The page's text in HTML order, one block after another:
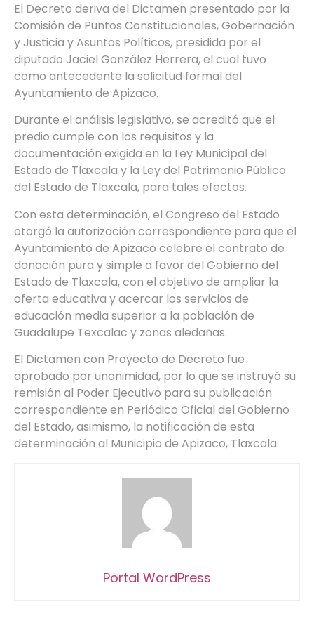
El Decreto deriva del Dictamen presentado por la
Comisión de Puntos Constitucionales, Gobernación
y Justicia y Asuntos Políticos, presidida por el
diputado Jaciel González Herrera, el cual tuvo
como antecedente la solicitud formal del
Ayuntamiento de Apizaco.
Durante el análisis legislativo, se acreditó que el
predio cumple con los requisitos y la
documentación exigida en la Ley Municipal del
Estado de Tlaxcala y la Ley del Patrimonio Público
del Estado de Tlaxcala, para tales efectos.
Con esta determinación, el Congreso del Estado
otorgó la autorización correspondiente para que el
Ayuntamiento de Apizaco celebre el contrato de
donación pura y simple a favor del Gobierno del
Estado de Tlaxcala, con el objetivo de ampliar la
oferta educativa y acercar los servicios de
educación media superior a la población de
Guadalupe Texcalac y zonas aledañas.
El Dictamen con Proyecto de Decreto fue
aprobado por unanimidad, por lo que se instruyó su
remisión al Poder Ejecutivo para su publicación
correspondiente en Periódico Oficial del Gobierno
del Estado, asimismo, la notificación de esta
determinación al Municipio de Apizaco, Tlaxcala.
Portal WordPress